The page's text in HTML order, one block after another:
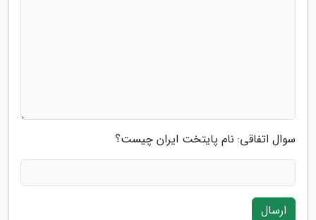
سوال اتفاقی: نام پایتخت ایران چیست؟
ارسال